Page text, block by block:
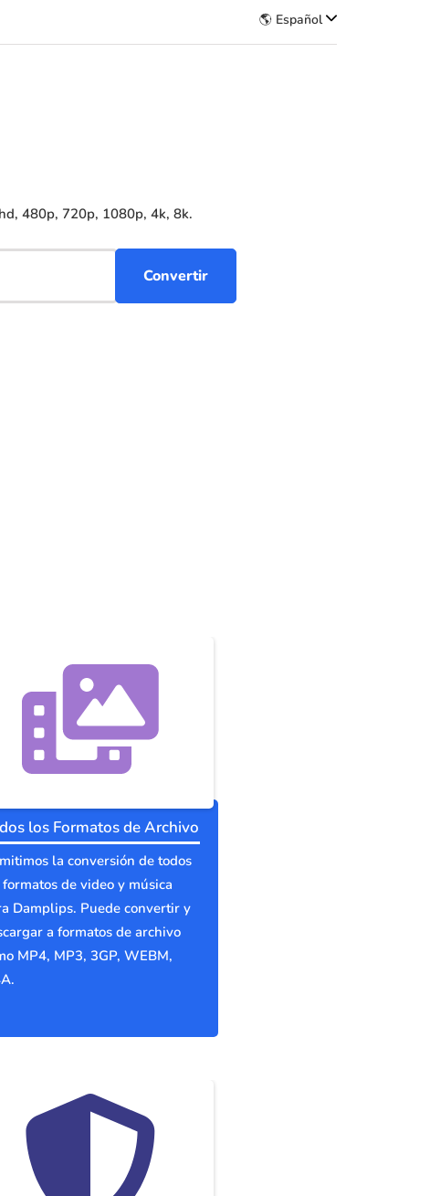
🌎 Español
480p, 720p, 1080p, 4k, 8k.
los Formatos de Archivo
la conversión de todos
de video y música
Damplips. Puede convertir y
a formatos de archivo
MP4, MP3, 3GP, WEBM,